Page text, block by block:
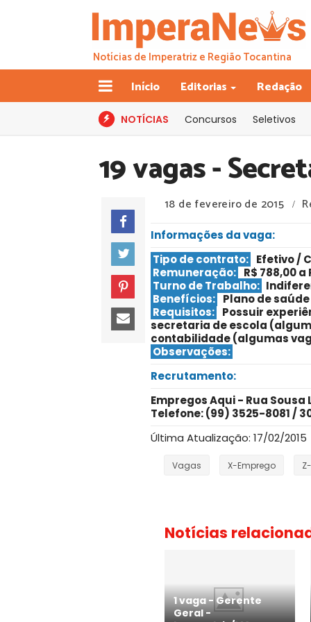
Notícias de Imperatriz e Região Tocantina
Início Editorias Redação
NOTÍCIAS Concursos Seletivos
19 vagas -
18 de fevereiro de 2015 /
Informações da vaga:
Tipo de contrato: Efetivo /
Remuneração: R$ 788,00 a
Turno de Trabalho:
Benefícios: Plano de
Requisitos: Possuir
secretaria de escola
contabilidade (algumas
Observações:
Recrutamento:
Empregos Aqui - Rua
Telefone: (99) 3525-8081 /
Última Atualização: 17/02/2015
Vagas X-Emprego
Notícias
1 vaga - Gerente
Geral -